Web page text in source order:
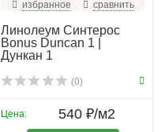
избранное сравнить
Линолеум Синтерос
Bonus Duncan 1 |
Дункан 1
(0)
Цена: 540 ₽/м2